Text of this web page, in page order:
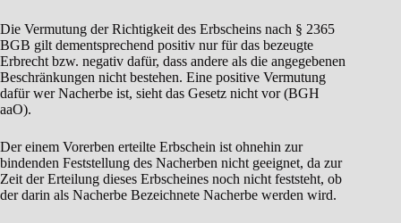
Die Vermutung der Richtigkeit des Erbscheins nach § 2365
BGB gilt dementsprechend positiv nur für das bezeugte
Erbrecht bzw. negativ dafür, dass andere als die angegebenen
Beschränkungen nicht bestehen. Eine positive Vermutung
dafür wer Nacherbe ist, sieht das Gesetz nicht vor (BGH
aaO).
Der einem Vorerben erteilte Erbschein ist ohnehin zur
bindenden Feststellung des Nacherben nicht geeignet, da zur
Zeit der Erteilung dieses Erbscheines noch nicht feststeht, ob
der darin als Nacherbe Bezeichnete Nacherbe werden wird.